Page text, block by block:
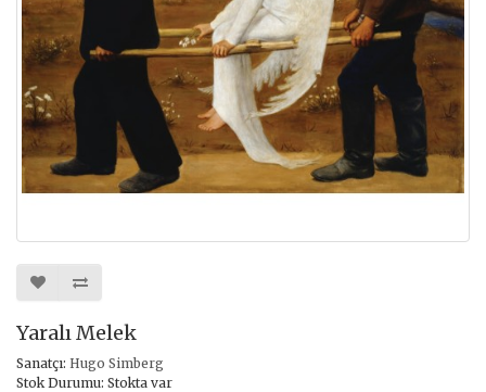
Yaralı Melek
Sanatçı: Hugo Simberg
Stok Durumu: Stokta var